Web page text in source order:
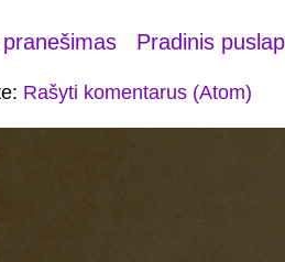
Pradinis
Rašyti komentarus (Atom)